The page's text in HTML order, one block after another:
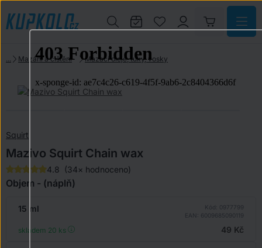
Mazání a čištění Mazací oleje, tuky, vosky
Squirt
Mazivo Squirt Chain wax
4.8 (34× hodnoceno)
Objem - (náplň)
15 ml
skladem 20 ks
Kód: 0977799
EAN: 6009685090119
49 Kč